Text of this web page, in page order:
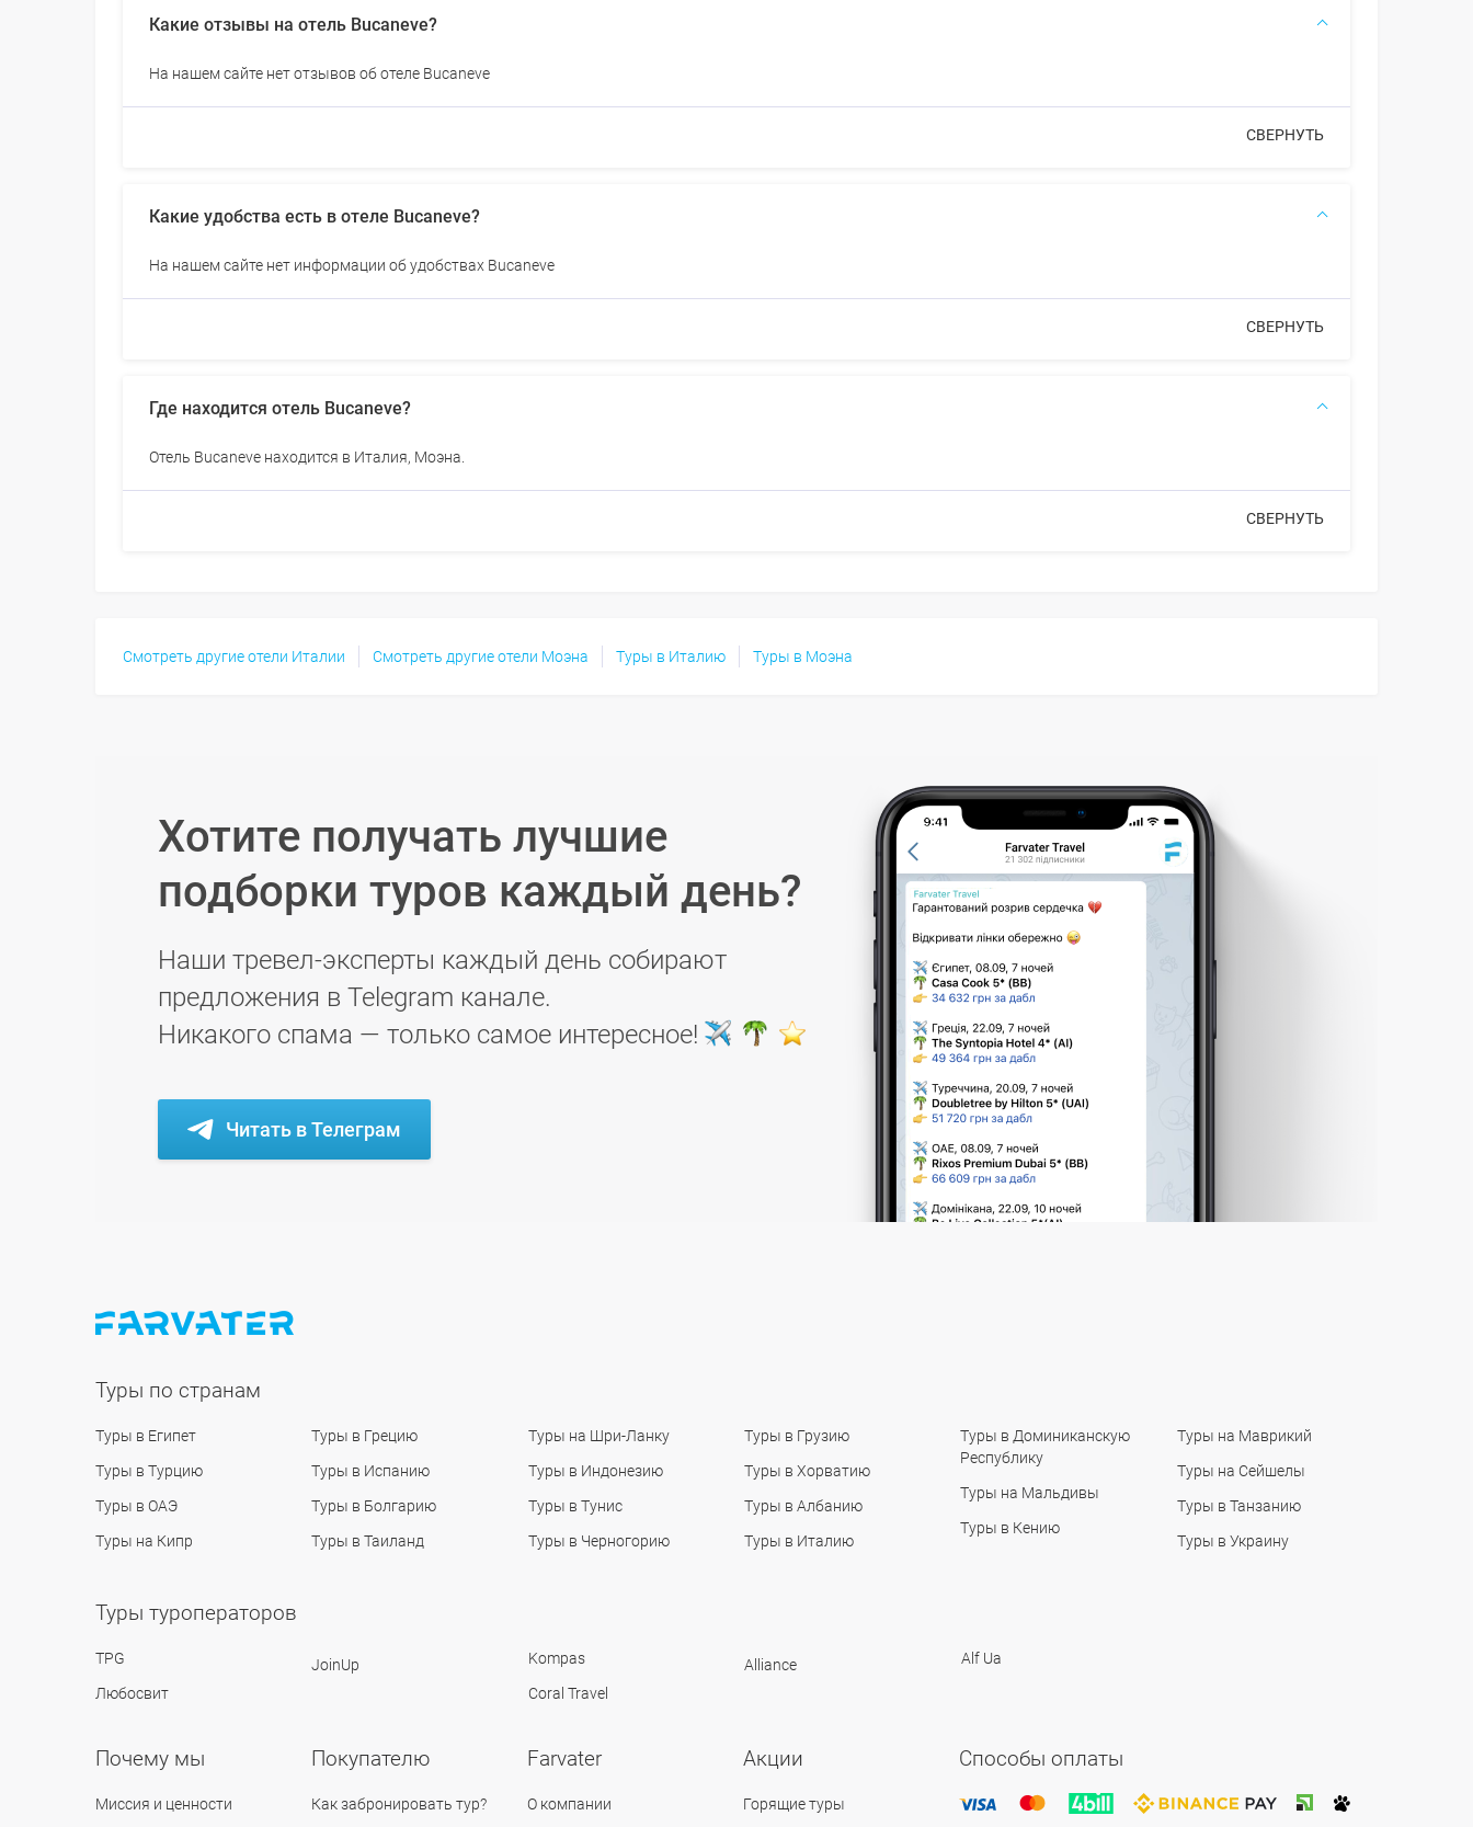
Какие отзывы на отель Bucaneve?
На нашем сайте нет отзывов об отеле Bucaneve
СВЕРНУТЬ
Какие удобства есть в отеле Bucaneve?
На нашем сайте нет информации об удобствах Bucaneve
СВЕРНУТЬ
Где находится отель Bucaneve?
Отель Bucaneve находится в Италия, Моэна.
СВЕРНУТЬ
Смотреть другие отели Италии Смотреть другие отели Моэна Туры в Италию Туры в Моэна
Хотите получать лучшие
подборки туров каждый день?
Наши тревел-эксперты каждый день собирают
предложения в Telegram канале.
Никакого спама — только самое интересное!
Читать в Телеграм
Туры по странам
Туры в Египет
Туры в Турцию
Туры в ОАЭ
Туры на Кипр
Туры в Грецию
Туры в Испанию
Туры в Болгарию
Туры в Таиланд
Туры на Шри-Ланку
Туры в Индонезию
Туры в Тунис
Туры в Черногорию
Туры в Грузию
Туры в Хорватию
Туры в Албанию
Туры в Италию
Туры в Доминиканскую
Республику
Туры на Мальдивы
Туры в Кению
Туры на Маврикий
Туры на Сейшелы
Туры в Танзанию
Туры в Украину
Туры туроператоров
TPG
Любосвит
JoinUp
Kompas
Coral Travel
Alliance Alf Ua
Почему мы
Миссия и ценности
Покупателю
Как забронировать тур?
Farvater
О компании
Акции
Горящие туры
Способы оплаты